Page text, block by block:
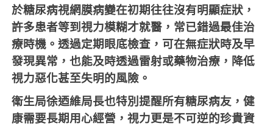
於糖尿病視網膜病變在初期往往沒有明顯症狀，
許多患者等到視力模糊才就醫，常已錯過最佳治
療時機。透過定期眼底檢查，可在無症狀時及早
發現異常，也能及時透過雷射或藥物治療，降低
視力惡化甚至失明的風險。
衛生局徐迺維局長也特別提醒所有糖尿病友，健
康需要長期用心經營，視力更是不可逆的珍貴資